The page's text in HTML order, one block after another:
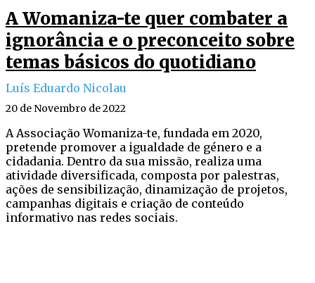
A Womaniza-te quer combater a
ignorância e o preconceito sobre
temas básicos do quotidiano
Luís Eduardo Nicolau
20 de Novembro de 2022
A Associação Womaniza-te, fundada em 2020,
pretende promover a igualdade de género e a
cidadania. Dentro da sua missão, realiza uma
atividade diversificada, composta por palestras,
ações de sensibilização, dinamização de projetos,
campanhas digitais e criação de conteúdo
informativo nas redes sociais.